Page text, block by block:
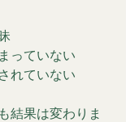
っていない
れていない
結果は変わりま